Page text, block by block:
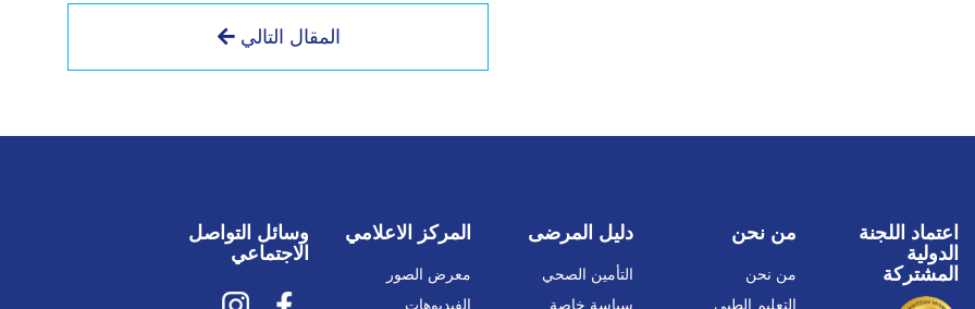
المقال التالي
اعتماد اللجنة
الدولية
المشتركة
من نحن
من نحن
التعليم الطبي
دليل المرضى
التأمين الصحي
سياسة خاصة
المركز الاعلامي
معرض الصور
الفيديوهات
وسائل التواصل
الاجتماعي